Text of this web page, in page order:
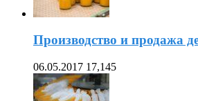
Производство и продажа
06.05.2017 17,145